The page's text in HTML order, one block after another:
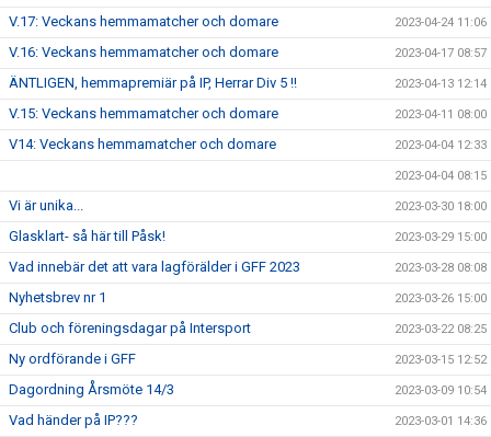
V.17: Veckans hemmamatcher och domare 2023-04-24 11:06
V.16: Veckans hemmamatcher och domare 2023-04-17 08:57
ÄNTLIGEN, hemmapremiär på IP, Herrar Div 5 !! 2023-04-13 12:14
V.15: Veckans hemmamatcher och domare 2023-04-11 08:00
V14: Veckans hemmamatcher och domare 2023-04-04 12:33
2023-04-04 08:15
Vi är unika... 2023-03-30 18:00
Glasklart- så här till Påsk! 2023-03-29 15:00
Vad innebär det att vara lagförälder i GFF 2023 2023-03-28 08:08
Nyhetsbrev nr 1 2023-03-26 15:00
Club och föreningsdagar på Intersport 2023-03-22 08:25
Ny ordförande i GFF 2023-03-15 12:52
Dagordning Årsmöte 14/3 2023-03-09 10:54
Vad händer på IP??? 2023-03-01 14:36